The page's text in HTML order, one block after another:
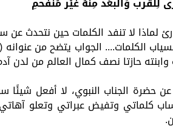
لماذا لا تنفد الكلمات حين نتحدث عن
الكلمات.... الجواب يتضح من
حازتا نصف كمال العالم من لدن
عن حضرة الجناب النبوي، لا أفعل
كلماتي وتفيض عبراتي وتعلو